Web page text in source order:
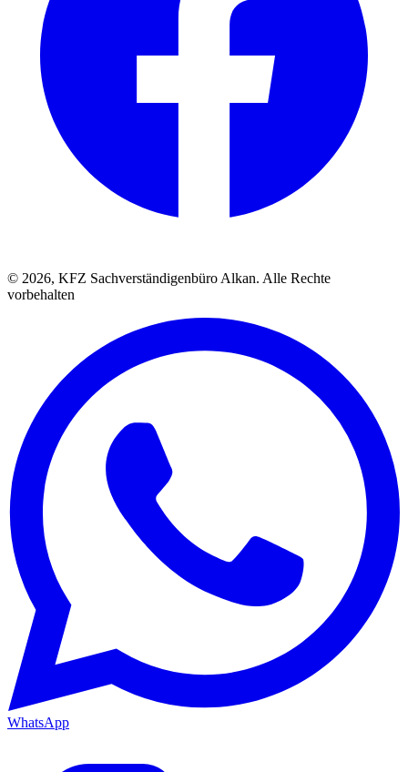
© 2026, KFZ Sachverständigenbüro Alkan. Alle Rechte
vorbehalten
WhatsApp